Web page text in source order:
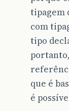
tipagem
com
tipo
que é
é